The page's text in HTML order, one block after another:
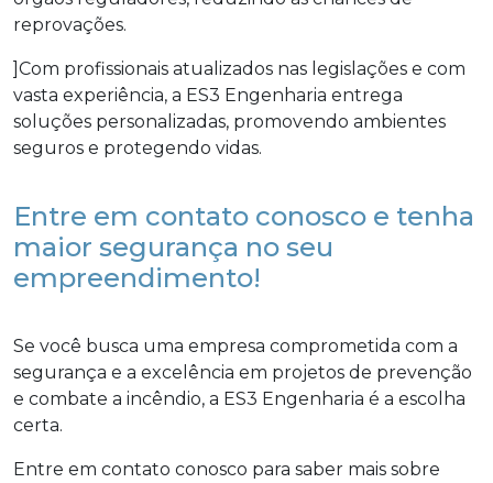
reprovações.
]Com profissionais atualizados nas legislações e com
vasta experiência, a ES3 Engenharia entrega
soluções personalizadas, promovendo ambientes
seguros e protegendo vidas.
Entre em contato conosco e tenha
maior segurança no seu
empreendimento!
Se você busca uma empresa comprometida com a
segurança e a excelência em projetos de prevenção
e combate a incêndio, a ES3 Engenharia é a escolha
certa.
Entre em contato conosco para saber mais sobre